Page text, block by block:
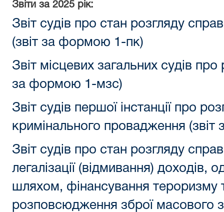
Звіти за 2025 рік:
Звіт судів про стан розгляду
(звіт за формою 1-пк)
Звіт місцевих загальних судів
за формою 1-мзс)
Звіт судів першої інстанції про
кримінального провадження
Звіт судів про стан розгляду
легалізації (відмивання) доходів,
шляхом, фінансування тероризму
розповсюдження зброї масового